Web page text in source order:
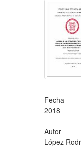
Fecha
2018
Autor
López